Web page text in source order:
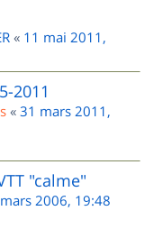
« 11 mai 2011,
2011
« 31 mars 2011,
"calme"
2006, 19:48